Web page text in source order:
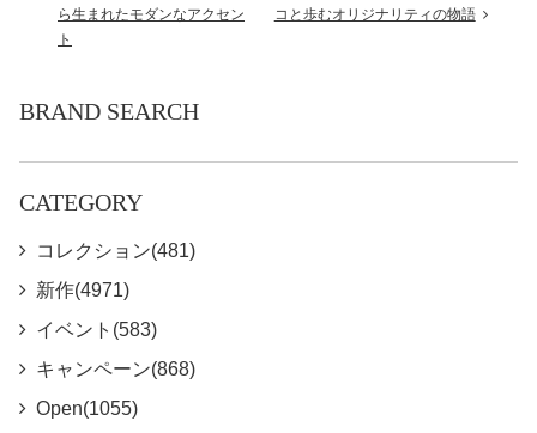
ら生まれたモダンなアクセン
ト
コと歩むオリジナリティの物語
BRAND SEARCH
CATEGORY
コレクション(481)
新作(4971)
イベント(583)
キャンペーン(868)
Open(1055)